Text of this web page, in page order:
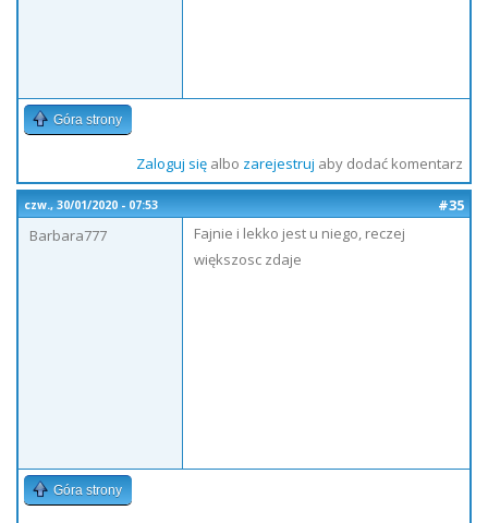
Góra strony
Zaloguj sięalbo zarejestruj aby dodać komentarz
czw., 30/01/2020 - 07:53
#35
Barbara777
Fajnie i lekko jest u niego, reczej
większosc zdaje
Góra strony